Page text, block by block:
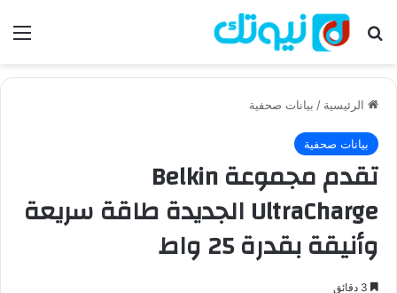
بحث عن
الرئيسية / بيانات صحفية
بيانات صحفية
تقدم مجموعة Belkin
UltraCharge الجديدة طاقة سريعة
وأنيقة بقدرة 25 واط